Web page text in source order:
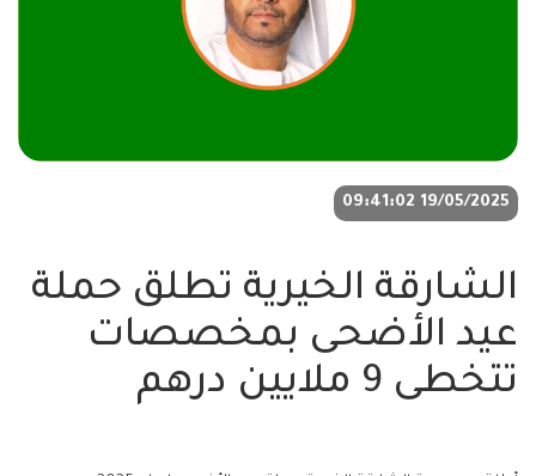
19/05/2025 09:41:02
الشارقة الخيرية تطلق حملة
عيد الأضحى بمخصصات
تتخطى 9 ملايين درهم